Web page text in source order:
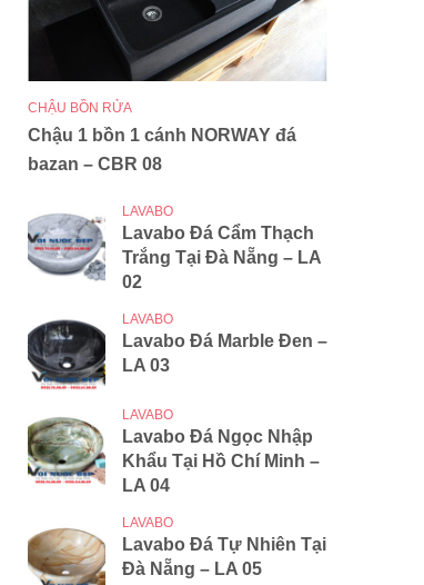
CHẬU BỒN RỬA
Chậu 1 bồn 1 cánh NORWAY đá
bazan – CBR 08
LAVABO
Lavabo Đá Cẩm Thạch
Trắng Tại Đà Nẵng – LA
02
LAVABO
Lavabo Đá Marble Đen –
LA 03
LAVABO
Lavabo Đá Ngọc Nhập
Khẩu Tại Hồ Chí Minh –
LA 04
LAVABO
Lavabo Đá Tự Nhiên Tại
Đà Nẵng – LA 05